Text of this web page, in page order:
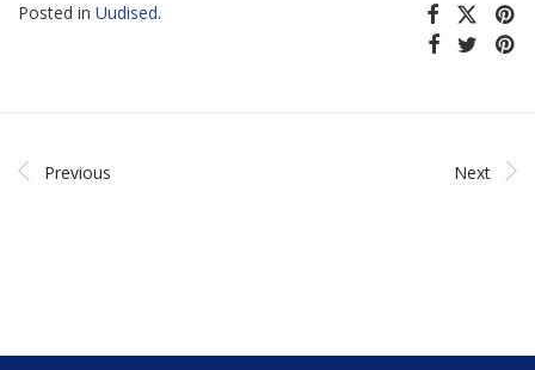
Posted in Uudised.
Previous Next